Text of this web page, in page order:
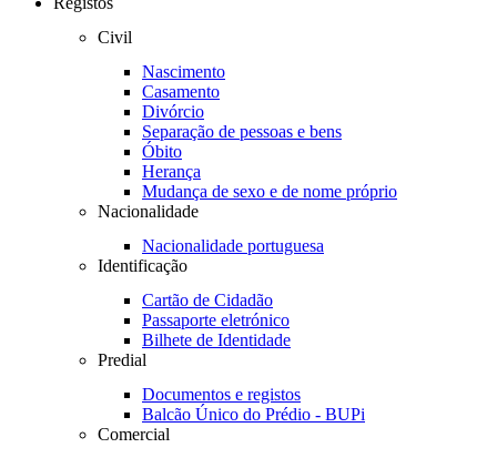
Civil
Nascimento
Casamento
Divórcio
Separação de pessoas e bens
Óbito
Herança
Mudança de sexo e de nome próprio
Nacionalidade
Nacionalidade portuguesa
Identificação
Cartão de Cidadão
Passaporte eletrónico
Bilhete de Identidade
Predial
Documentos e registos
Balcão Único do Prédio - BUPi
Comercial